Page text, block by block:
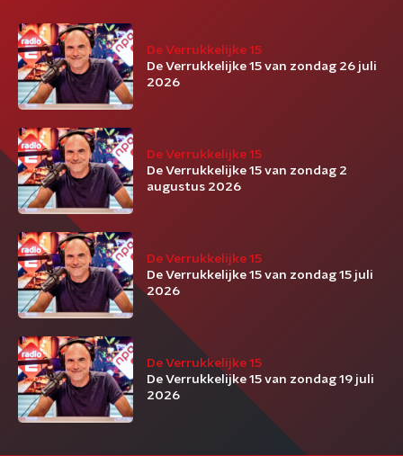
De Verrukkelijke 15
De Verrukkelijke 15 van zondag 26 juli
2026
De Verrukkelijke 15
De Verrukkelijke 15 van zondag 2
augustus 2026
De Verrukkelijke 15
De Verrukkelijke 15 van zondag 15 juli
2026
De Verrukkelijke 15
De Verrukkelijke 15 van zondag 19 juli
2026